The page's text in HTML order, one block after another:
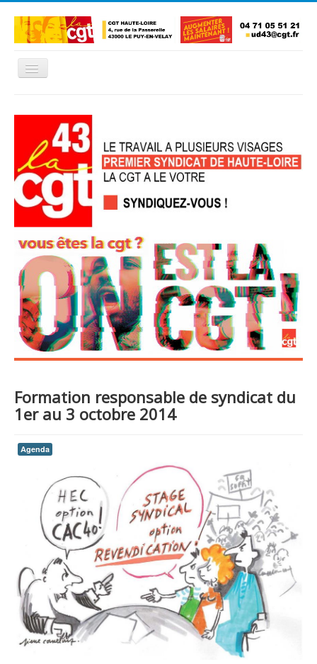
Basculer
L'Union Départementale
Les Unions Locales
Les syndicats locaux
Défendre vos droits
Se syndiquer
La confédératon nationale CGT
NOUS CONTACTER
Formation responsable de syndicat du
1er au 3 octobre 2014
Agenda